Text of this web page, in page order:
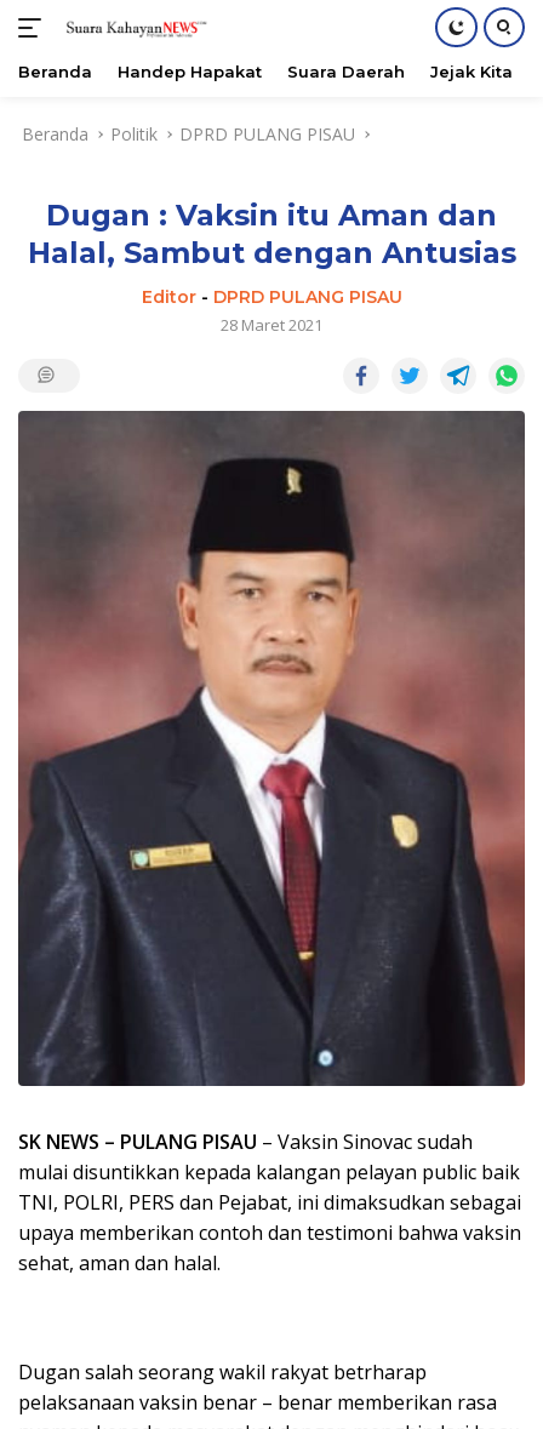
Beranda Handep Hapakat Suara Daerah Jejak Kita
Beranda Politik DPRD PULANG PISAU
Dugan : Vaksin itu Aman dan
Halal, Sambut dengan Antusias
Editor- DPRD PULANG PISAU
28 Maret 2021
SK NEWS – PULANG PISAU – Vaksin Sinovac sudah
mulai disuntikkan kepada kalangan pelayan public baik
TNI, POLRI, PERS dan Pejabat, ini dimaksudkan sebagai
upaya memberikan contoh dan testimoni bahwa vaksin
sehat, aman dan halal.
Dugan salah seorang wakil rakyat betrharap
pelaksanaan vaksin benar – benar memberikan rasa